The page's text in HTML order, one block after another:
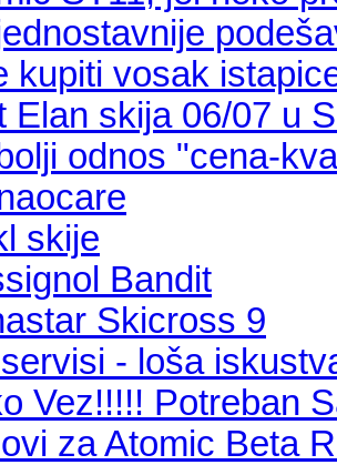
kupiti vosak
Elan skija 06/07 u
odnos "cena-
skije
Bandit
Skicross 9
- loša
Vez!!!!! Potreban
za Atomic Beta